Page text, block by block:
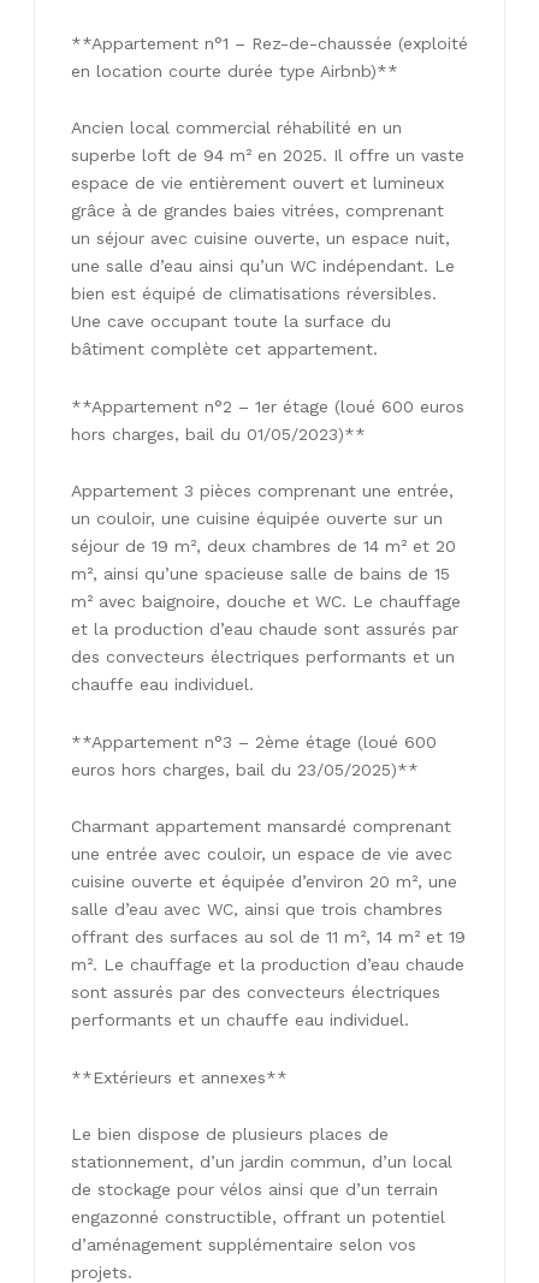
**Appartement n°1 – Rez-de-chaussée (exploité
en location courte durée type Airbnb)**
Ancien local commercial réhabilité en un
superbe loft de 94 m² en 2025. Il offre un vaste
espace de vie entièrement ouvert et lumineux
grâce à de grandes baies vitrées, comprenant
un séjour avec cuisine ouverte, un espace nuit,
une salle d’eau ainsi qu’un WC indépendant. Le
bien est équipé de climatisations réversibles.
Une cave occupant toute la surface du
bâtiment complète cet appartement.
**Appartement n°2 – 1er étage (loué 600 euros
hors charges, bail du 01/05/2023)**
Appartement 3 pièces comprenant une entrée,
un couloir, une cuisine équipée ouverte sur un
séjour de 19 m², deux chambres de 14 m² et 20
m², ainsi qu’une spacieuse salle de bains de 15
m² avec baignoire, douche et WC. Le chauffage
et la production d’eau chaude sont assurés par
des convecteurs électriques performants et un
chauffe eau individuel.
**Appartement n°3 – 2ème étage (loué 600
euros hors charges, bail du 23/05/2025)**
Charmant appartement mansardé comprenant
une entrée avec couloir, un espace de vie avec
cuisine ouverte et équipée d’environ 20 m², une
salle d’eau avec WC, ainsi que trois chambres
offrant des surfaces au sol de 11 m², 14 m² et 19
m². Le chauffage et la production d’eau chaude
sont assurés par des convecteurs électriques
performants et un chauffe eau individuel.
**Extérieurs et annexes**
Le bien dispose de plusieurs places de
stationnement, d’un jardin commun, d’un local
de stockage pour vélos ainsi que d’un terrain
engazonné constructible, offrant un potentiel
d’aménagement supplémentaire selon vos
projets.